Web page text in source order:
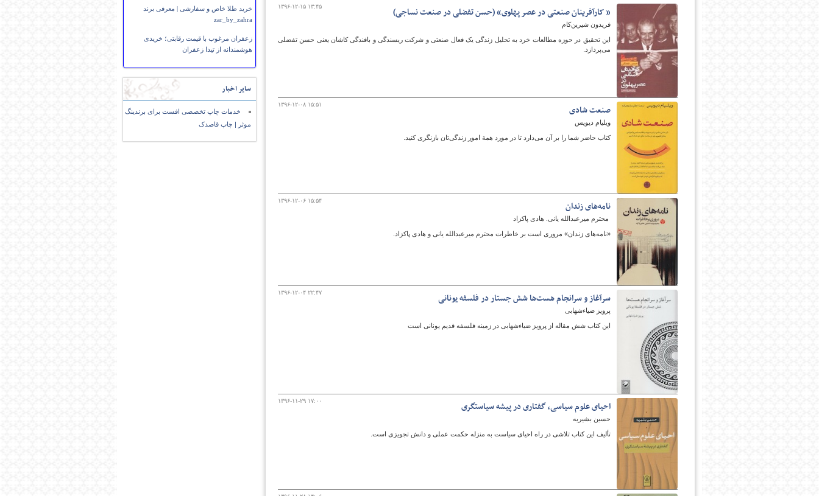
امروز
خرید طلا خاص و سفارشی | معرفی برند
zar_by_zahra
زعفران مرغوب با قیمت رقابتی؛ خریدی
هوشمندانه از تیدا زعفران
سایر اخبار
خدمات چاپ تخصصی افست برای برندینگ
موثر | چاپ قاصدک
۱۳۹۶-۱۲-۱۵ ۱۳:۴۵ « کارآفرینان صنعتی در عصر پهلوی» (حسن تفضلی در صنعت نساجی)
فریدون شیرین‌کام
این تحقیق در حوزه مطالعات خرد به تحلیل زندگی یک فعال صنعتی و شرکت ریسندگی و بافندگی کاشان یعنی حسن تفضلی
می‌پردازد.
۱۳۹۶-۱۲-۰۸ ۱۵:۵۱ صنعت شادی
ویلیام دیویس
کتاب حاضر شما را بر آن می‌دارد تا در مورد همة امور زندگی‌تان بازنگری کنید.
۱۳۹۶-۱۲-۰۶ ۱۵:۵۴ نامه‌های زندان
محترم میرعبدالله یانی. هادی پاکزاد
«نامه‌های زندان» مروری است بر خاطرات محترم میرعبدالله یانی و هادی پاکزاد.
۱۳۹۶-۱۲-۰۴ ۲۲:۴۷ سرآغاز و سرانجام هست‌ها شش جستار در فلسفه یونانی
پرویز ضیاء‌شهابی
این کتاب شش مقاله از پرویز ضیاء‌شهابی در زمینه فلسفه قدیم یونانی است
۱۳۹۶-۱۱-۲۹ ۱۷:۰۰ احیای علوم سیاسی، گفتاری در پیشه سیاستگری
حسین بشیریه
تألیف این کتاب تلاشی در راه احیای سیاست به منزله‌ حکمت عملی و دانش تجویزی است.